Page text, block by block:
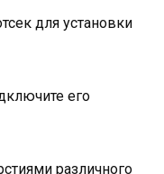
для установки
его
различного